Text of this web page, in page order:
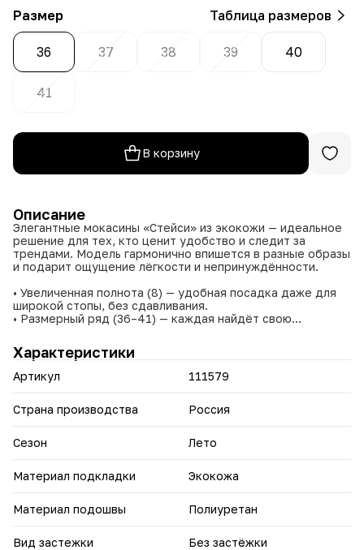
Размер Таблица размеров
36 37 38 39 40
41
В корзину
Описание
Элегантные мокасины «Стейси» из экокожи — идеальное
решение для тех, кто ценит удобство и следит за
трендами. Модель гармонично впишется в разные образы
и подарит ощущение лёгкости и непринуждённости.
• Увеличенная полнота (8) — удобная посадка даже для
широкой стопы, без сдавливания.
• Размерный ряд (36–41) — каждая найдёт свою
• Материал (экокожа) — мягкий, приятный на ощупь,
износостойкий, легко чистится, долго сохраняет вид.
• Внутренняя отделка из экокожи — обеспечивает
воздухопроницаемость и дополнительный комфорт.
выбор под любой стиль.
элегантность в каждом шаге.
Характеристики
Артикул 111579
Страна производства Россия
Сезон Лето
Материал подкладки Экокожа
Материал подошвы Полиуретан
Вид застежки Без застёжки